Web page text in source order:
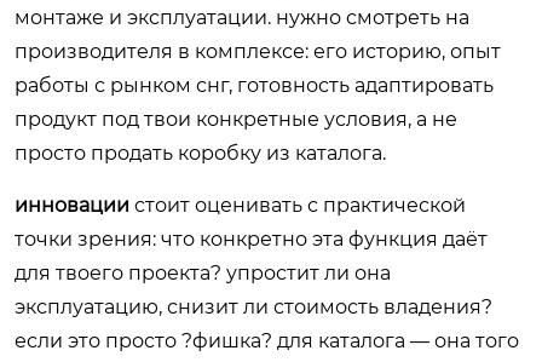
монтаже и эксплуатации. нужно смотреть на
производителя в комплексе: его историю, опыт
работы с рынком снг, готовность адаптировать
продукт под твои конкретные условия, а не
просто продать коробку из каталога.
инновации стоит оценивать с практической
точки зрения: что конкретно эта функция даёт
для твоего проекта? упростит ли она
эксплуатацию, снизит ли стоимость владения?
если это просто ?фишка? для каталога — она того